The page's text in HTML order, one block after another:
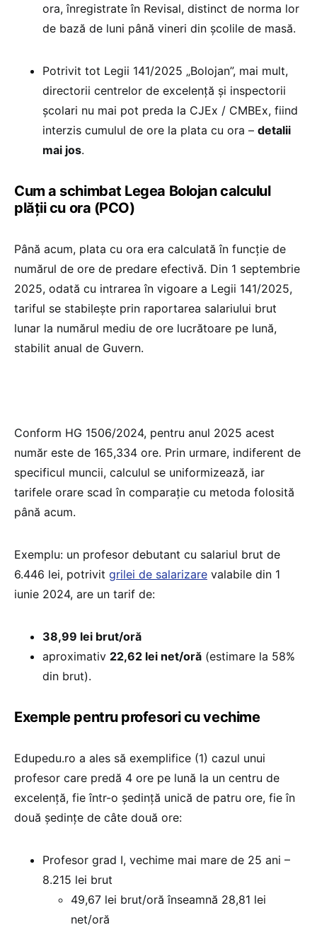
ora, înregistrate în Revisal, distinct de norma lor
de bază de luni până vineri din școlile de masă.
Potrivit tot Legii 141/2025 „Bolojan”, mai mult,
directorii centrelor de excelență și inspectorii
școlari nu mai pot preda la CJEx / CMBEx, fiind
interzis cumulul de ore la plata cu ora – detalii
mai jos.
Cum a schimbat Legea Bolojan calculul
plății cu ora (PCO)
Până acum, plata cu ora era calculată în funcție de
numărul de ore de predare efectivă. Din 1 septembrie
2025, odată cu intrarea în vigoare a Legii 141/2025,
tariful se stabilește prin raportarea salariului brut
lunar la numărul mediu de ore lucrătoare pe lună,
stabilit anual de Guvern.
Conform HG 1506/2024, pentru anul 2025 acest
număr este de 165,334 ore. Prin urmare, indiferent de
specificul muncii, calculul se uniformizează, iar
tarifele orare scad în comparație cu metoda folosită
până acum.
Exemplu: un profesor debutant cu salariul brut de
6.446 lei, potrivit grilei de salarizare valabile din 1
iunie 2024, are un tarif de:
38,99 lei brut/oră
aproximativ 22,62 lei net/oră (estimare la 58%
din brut).
Exemple pentru profesori cu vechime
Edupedu.ro a ales să exemplifice (1) cazul unui
profesor care predă 4 ore pe lună la un centru de
excelență, fie într-o ședință unică de patru ore, fie în
două ședințe de câte două ore:
Profesor grad I, vechime mai mare de 25 ani –
8.215 lei brut
49,67 lei brut/oră înseamnă 28,81 lei
net/oră